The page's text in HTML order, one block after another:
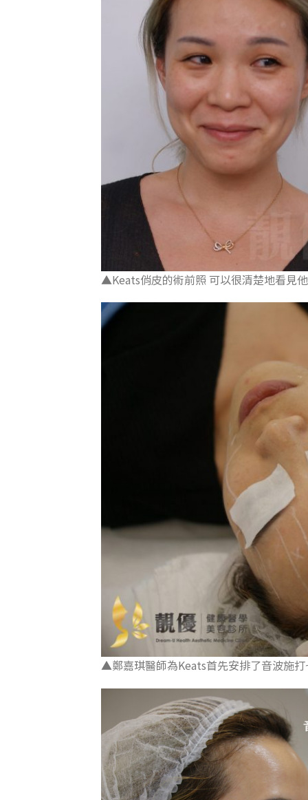
▲Keats俏皮的術前照 可以很清楚地看見
▲鄭嘉琪醫師為Keats首先安排了音波施打